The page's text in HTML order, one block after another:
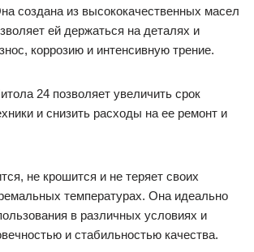
создана из высококачественных масел
ей держаться на деталях и
коррозию и интенсивную трение.
24 позволяет увеличить срок
и снизить расходы на ее ремонт и
не крошится и не теряет своих
температурах. Она идеально
в различных условиях и
и стабильностью качества.